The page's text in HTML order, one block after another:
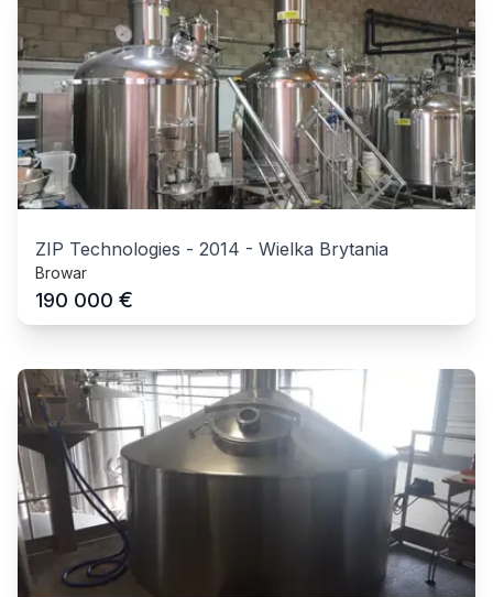
ZIP Technologies - 2014 - Wielka Brytania
Browar
190 000 €